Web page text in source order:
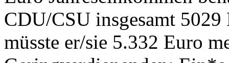
CDU/CSU insgesamt
müsste er/sie 5.332 Euro